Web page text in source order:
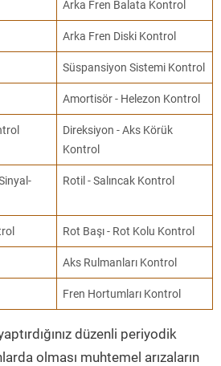
Arka Fren Balata Kontrol
Arka Fren Diski Kontrol
Süspansiyon Sistemi Kontrol
Amortisör - Helezon Kontrol
Direksiyon - Aks Körük
Kontrol
Rotil - Salıncak Kontrol
Rot Başı - Rot Kolu Kontrol
Aks Rulmanları Kontrol
Fren Hortumları Kontrol
düzenli periyodik
olması muhtemel arızaların